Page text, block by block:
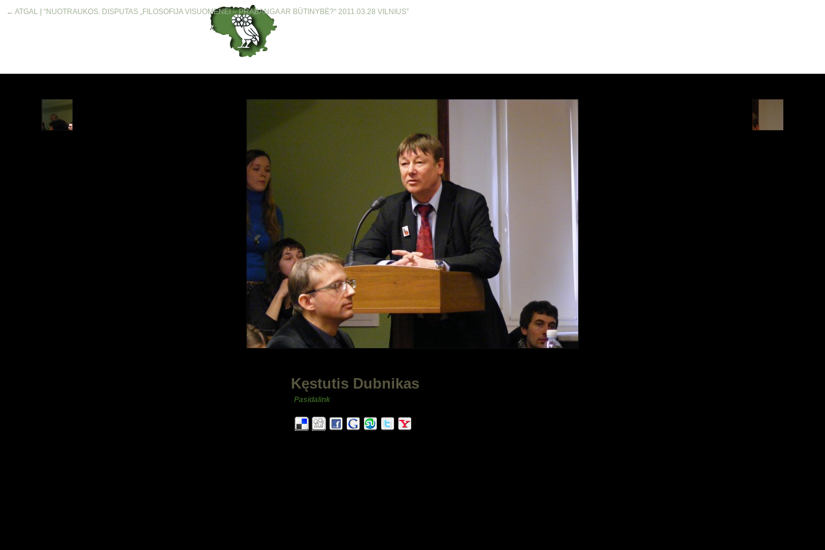
← ATGAL Į “NUOTRAUKOS. DISPUTAS „FILOSOFIJA VISUOMENEI – PRABANGA AR BŪTINYBĖ?“ 2011.03.28 VILNIUS”
Kęstutis Dubnikas
Pasidalink